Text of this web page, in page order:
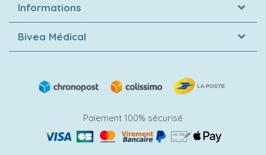
Informations
Bivea Médical
Paiement 100% sécurisé